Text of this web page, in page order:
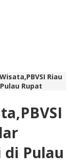
Riau
Rupat
di Pulau